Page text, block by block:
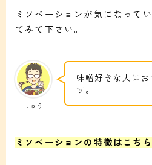
ミソベーションが気になって
てみて下さい。
しゅう
味噌好きな人に
す。
ミソベーションの特徴はこちら